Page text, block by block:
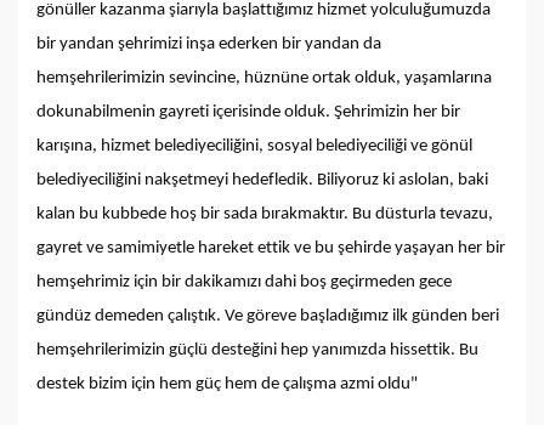
gönüller kazanma şiarıyla başlattığımız hizmet yolculuğumuzda
bir yandan şehrimizi inşa ederken bir yandan da
hemşehrilerimizin sevincine, hüznüne ortak olduk, yaşamlarına
dokunabilmenin gayreti içerisinde olduk. Şehrimizin her bir
karışına, hizmet belediyeciliğini, sosyal belediyeciliği ve gönül
belediyeciliğini nakşetmeyi hedefledik. Biliyoruz ki aslolan, baki
kalan bu kubbede hoş bir sada bırakmaktır. Bu düsturla tevazu,
gayret ve samimiyetle hareket ettik ve bu şehirde yaşayan her bir
hemşehrimiz için bir dakikamızı dahi boş geçirmeden gece
gündüz demeden çalıştık. Ve göreve başladığımız ilk günden beri
hemşehrilerimizin güçlü desteğini hep yanımızda hissettik. Bu
destek bizim için hem güç hem de çalışma azmi oldu"